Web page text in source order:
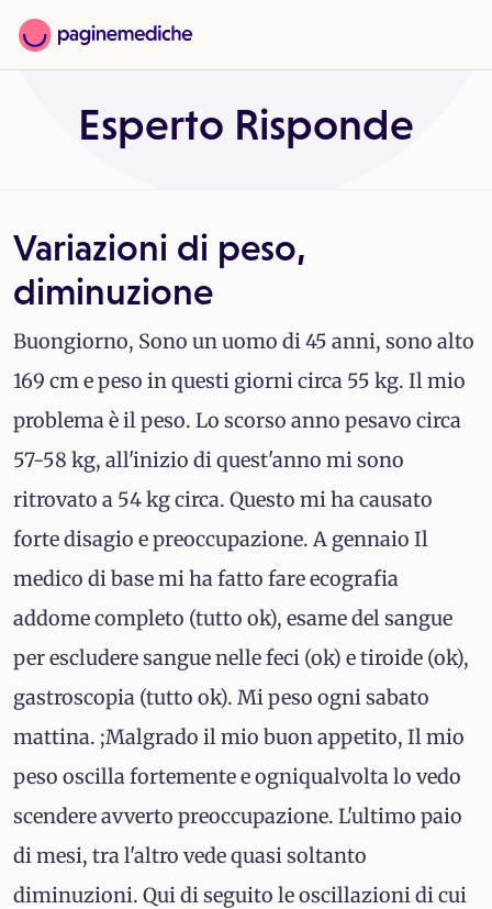
Esperto Risponde
Variazioni di peso,
diminuzione
Buongiorno, Sono un uomo di 45 anni, sono alto
169 cm e peso in questi giorni circa 55 kg. Il mio
problema è il peso. Lo scorso anno pesavo circa
57-58 kg, all'inizio di quest'anno mi sono
ritrovato a 54 kg circa. Questo mi ha causato
forte disagio e preoccupazione. A gennaio Il
medico di base mi ha fatto fare ecografia
addome completo (tutto ok), esame del sangue
per escludere sangue nelle feci (ok) e tiroide (ok),
gastroscopia (tutto ok). Mi peso ogni sabato
mattina. ;Malgrado il mio buon appetito, Il mio
peso oscilla fortemente e ogniqualvolta lo vedo
scendere avverto preoccupazione. L'ultimo paio
di mesi, tra l'altro vede quasi soltanto
diminuzioni. Qui di seguito le oscillazioni di cui